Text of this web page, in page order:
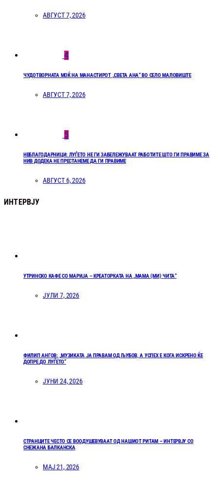
АВГУСТ 7, 2026
4
ЧУДОТВОРНАТА МОЌ НА МАНАСТИРОТ „СВЕТА АНА“ ВО СЕЛО МАЛОВИШТЕ
АВГУСТ 7, 2026
5
НЕБЛАГОДАРНИЦИ: ЛУЃЕТО НЕ ГИ ЗАБЕЛЕЖУВААТ РАБОТИТЕ ШТО ГИ ПРАВИМЕ ЗА
НИВ ДОДЕКА НЕ ПРЕСТАНЕМЕ ДА ГИ ПРАВИМЕ
АВГУСТ 6, 2026
ИНТЕРВЈУ
УТРИНСКО КАФЕ СО МАРИЈА – КРЕАТОРКАТА НА „МАМА (МИ) ЧИТА“
ЈУЛИ 7, 2026
ФИЛИП АНГОВ: „МУЗИКАТА ЈА ПРАВАМ ОД ЉУБОВ, А УСПЕХ Е КОГА ИСКРЕНО ЌЕ
ДОПРЕ ДО ЛУЃЕТО“
ЈУНИ 24, 2026
СТРАНЦИТЕ ЧЕСТО СЕ ВООДУШЕВУВААТ ОД НАШИОТ РИТАМ – ИНТЕРВЈУ СО
СНЕЖАНА БАЛКАНСКА
МАЈ 21, 2026